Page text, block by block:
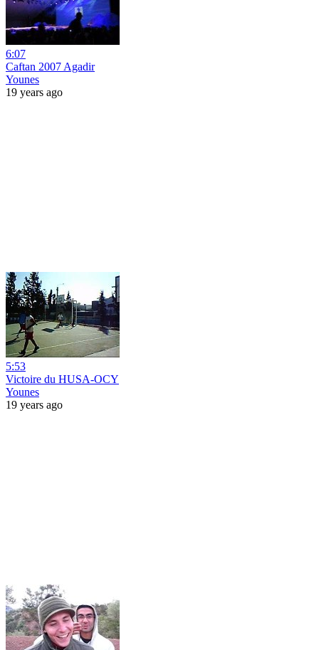
6:07
Caftan 2007 Agadir
Younes
19 years ago
5:53
Victoire du HUSA-OCY
Younes
19 years ago